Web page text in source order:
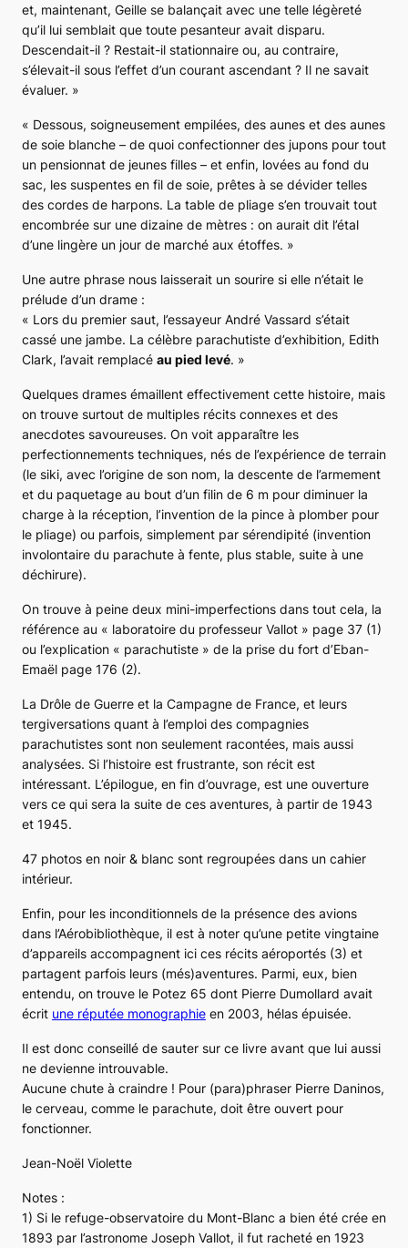
et, maintenant, Geille se balançait avec une telle légèreté
qu’il lui semblait que toute pesanteur avait disparu.
Descendait-il ? Restait-il stationnaire ou, au contraire,
s’élevait-il sous l’effet d’un courant ascendant ? Il ne savait
évaluer. »
« Dessous, soigneusement empilées, des aunes et des aunes
de soie blanche – de quoi confectionner des jupons pour tout
un pensionnat de jeunes filles – et enfin, lovées au fond du
sac, les suspentes en fil de soie, prêtes à se dévider telles
des cordes de harpons. La table de pliage s’en trouvait tout
encombrée sur une dizaine de mètres : on aurait dit l’étal
d’une lingère un jour de marché aux étoffes. »
Une autre phrase nous laisserait un sourire si elle n’était le
prélude d’un drame :
« Lors du premier saut, l’essayeur André Vassard s’était
cassé une jambe. La célèbre parachutiste d’exhibition, Edith
Clark, l’avait remplacé au pied levé. »
Quelques drames émaillent effectivement cette histoire, mais
on trouve surtout de multiples récits connexes et des
anecdotes savoureuses. On voit apparaître les
perfectionnements techniques, nés de l’expérience de terrain
(le siki, avec l’origine de son nom, la descente de l’armement
et du paquetage au bout d’un filin de 6 m pour diminuer la
charge à la réception, l’invention de la pince à plomber pour
le pliage) ou parfois, simplement par sérendipité (invention
involontaire du parachute à fente, plus stable, suite à une
déchirure).
On trouve à peine deux mini-imperfections dans tout cela, la
référence au « laboratoire du professeur Vallot » page 37 (1)
ou l’explication « parachutiste » de la prise du fort d’Eban-
Emaël page 176 (2).
La Drôle de Guerre et la Campagne de France, et leurs
tergiversations quant à l’emploi des compagnies
parachutistes sont non seulement racontées, mais aussi
analysées. Si l’histoire est frustrante, son récit est
intéressant. L’épilogue, en fin d’ouvrage, est une ouverture
vers ce qui sera la suite de ces aventures, à partir de 1943
et 1945.
47 photos en noir & blanc sont regroupées dans un cahier
intérieur.
Enfin, pour les inconditionnels de la présence des avions
dans l’Aérobibliothèque, il est à noter qu’une petite vingtaine
d’appareils accompagnent ici ces récits aéroportés (3) et
partagent parfois leurs (més)aventures. Parmi, eux, bien
entendu, on trouve le Potez 65 dont Pierre Dumollard avait
écrit une réputée monographie en 2003, hélas épuisée.
Il est donc conseillé de sauter sur ce livre avant que lui aussi
ne devienne introuvable.
Aucune chute à craindre ! Pour (para)phraser Pierre Daninos,
le cerveau, comme le parachute, doit être ouvert pour
fonctionner.
Jean-Noël Violette
Notes :
1) Si le refuge-observatoire du Mont-Blanc a bien été crée en
1893 par l’astronome Joseph Vallot, il fut racheté en 1923